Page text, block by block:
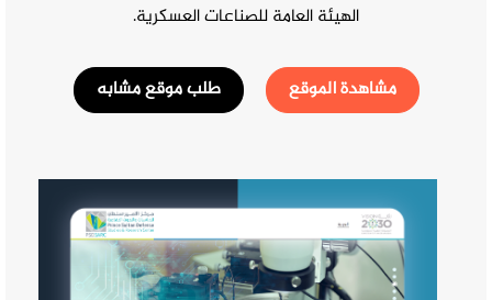
الهيئة العامة للصناعات العسكرية.
مشاهدة الموقع طلب موقع مشابه